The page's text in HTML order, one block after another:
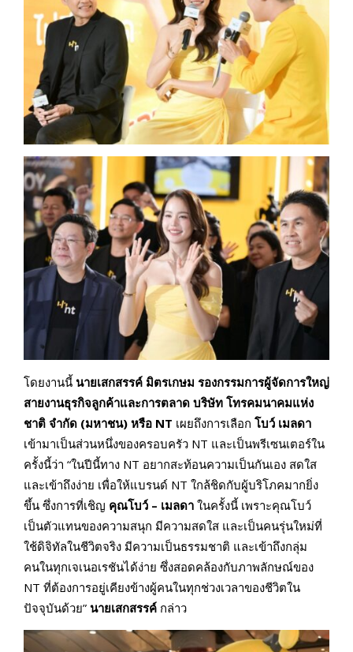
โดยงานนี้ นายเสกสรรค์ มิตรเกษม รองกรรมการผู้จัดการใหญ่
สายงานธุรกิจลูกค้าและการตลาด บริษัท โทรคมนาคมแห่ง
ชาติ จำกัด (มหาชน) หรือ NT เผยถึงการเลือก โบว์ เมลดา
เข้ามาเป็นส่วนหนึ่งของครอบครัว NT และเป็นพรีเซนเตอร์ใน
ครั้งนี้ว่า “ในปีนี้ทาง NT อยากสะท้อนความเป็นกันเอง สดใส
และเข้าถึงง่าย เพื่อให้แบรนด์ NT ใกล้ชิดกับผู้บริโภคมากยิ่ง
ขึ้น ซึ่งการที่เชิญ คุณโบว์ – เมลดา ในครั้งนี้ เพราะคุณโบว์
เป็นตัวแทนของความสนุก มีความสดใส และเป็นคนรุ่นใหม่ที่
ใช้ดิจิทัลในชีวิตจริง มีความเป็นธรรมชาติ และเข้าถึงกลุ่ม
คนในทุกเจเนอเรชันได้ง่าย ซึ่งสอดคล้องกับภาพลักษณ์ของ
NT ที่ต้องการอยู่เคียงข้างผู้คนในทุกช่วงเวลาของชีวิตใน
ปัจจุบันด้วย” นายเสกสรรค์ กล่าว